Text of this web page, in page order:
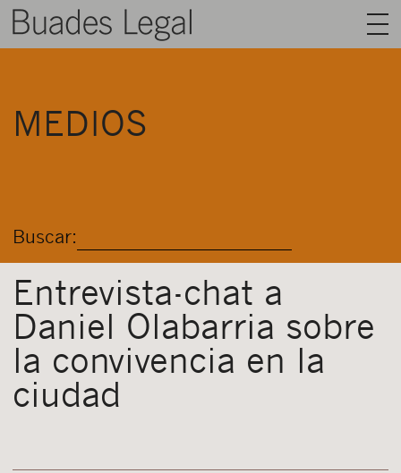
ESPAÑOL
MEDIOS
Buscar:
Entrevista-chat a
Daniel Olabarria sobre
la convivencia en la
ciudad